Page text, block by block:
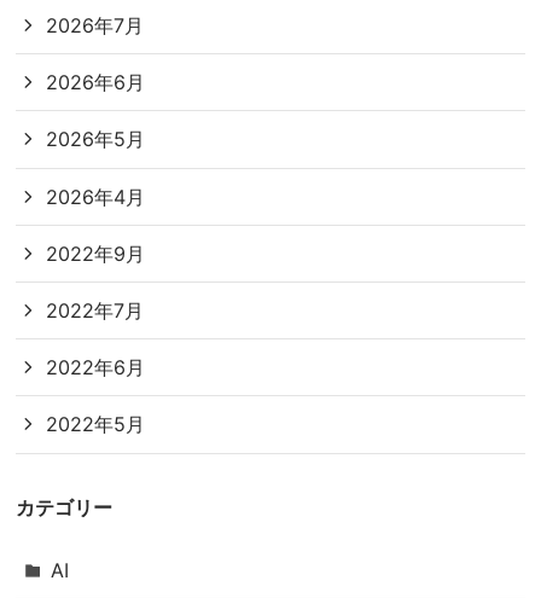
2026年7月
2026年6月
2026年5月
2026年4月
2022年9月
2022年7月
2022年6月
2022年5月
カテゴリー
AI